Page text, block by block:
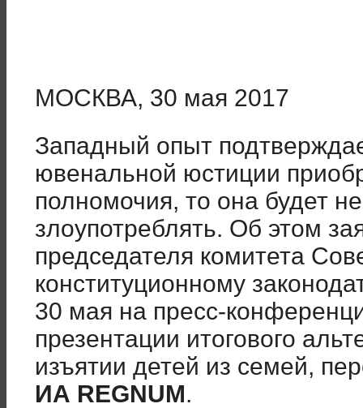
МОСКВА, 30 мая 2017
Западный опыт
ювенальной юстиции
полномочия, то она будет
злоупотреблять. Об этом
председателя комитета
конституционному
30 мая на пресс-
презентации итогового
изъятии детей из семей,
ИА REGNUM.